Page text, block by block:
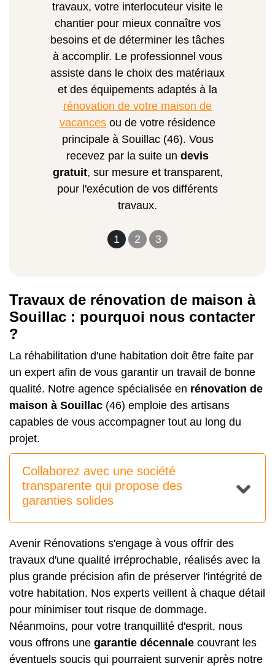
1 2 3
travaux, votre interlocuteur visite le
chantier pour mieux connaître vos
besoins et de déterminer les tâches
à accomplir. Le professionnel vous
assiste dans le choix des matériaux
et des équipements adaptés à la
rénovation de votre maison de
vacances ou de votre résidence
principale à Souillac (46). Vous
recevez par la suite un devis
gratuit, sur mesure et transparent,
pour l'exécution de vos différents
travaux.
Travaux de rénovation de maison à
Souillac : pourquoi nous contacter
?
La réhabilitation d'une habitation doit être faite par
un expert afin de vous garantir un travail de bonne
qualité. Notre agence spécialisée en rénovation de
maison à Souillac (46) emploie des artisans
capables de vous accompagner tout au long du
projet.
Collaborez avec une société
transparente qui propose des
garanties solides
Avenir Rénovations s'engage à vous offrir des
travaux d'une qualité irréprochable, réalisés avec la
plus grande précision afin de préserver l'intégrité de
votre habitation. Nos experts veillent à chaque détail
pour minimiser tout risque de dommage.
Néanmoins, pour votre tranquillité d'esprit, nous
vous offrons une garantie décennale couvrant les
éventuels soucis qui pourraient survenir après notre